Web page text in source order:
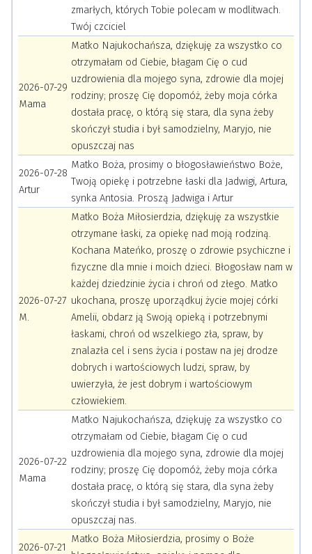
zmarłych, których Tobie polecam w modlitwach.
Twój czciciel
2026-07-29
Mama
Matko Najukochańsza, dziękuję za wszystko co
otrzymałam od Ciebie, błagam Cię o cud
uzdrowienia dla mojego syna, zdrowie dla mojej
rodziny; proszę Cię dopomóż, żeby moja córka
dostała pracę, o którą się stara, dla syna żeby
skończył studia i był samodzielny, Maryjo, nie
opuszczaj nas
2026-07-28
Artur
Matko Boża, prosimy o błogosławieństwo Boże,
Twoją opiekę i potrzebne łaski dla Jadwigi, Artura,
synka Antosia. Proszą Jadwiga i Artur
2026-07-27
M.
Matko Boża Miłosierdzia, dziękuję za wszystkie
otrzymane łaski, za opiekę nad moją rodziną.
Kochana Mateńko, proszę o zdrowie psychiczne i
fizyczne dla mnie i moich dzieci. Błogosław nam w
każdej dziedzinie życia i chroń od złego. Matko
ukochana, proszę uporządkuj życie mojej córki
Amelii, obdarz ją Swoją opieką i potrzebnymi
łaskami, chroń od wszelkiego zła, spraw, by
znalazła cel i sens życia i postaw na jej drodze
dobrych i wartościowych ludzi, spraw, by
uwierzyła, że jest dobrym i wartościowym
człowiekiem.
2026-07-22
Mama
Matko Najukochańsza, dziękuję za wszystko co
otrzymałam od Ciebie, błagam Cię o cud
uzdrowienia dla mojego syna, zdrowie dla mojej
rodziny; proszę Cię dopomóż, żeby moja córka
dostała pracę, o którą się stara, dla syna żeby
skończył studia i był samodzielny, Maryjo, nie
opuszczaj nas.
2026-07-21
Matko Boża Miłosierdzia, prosimy o Boże